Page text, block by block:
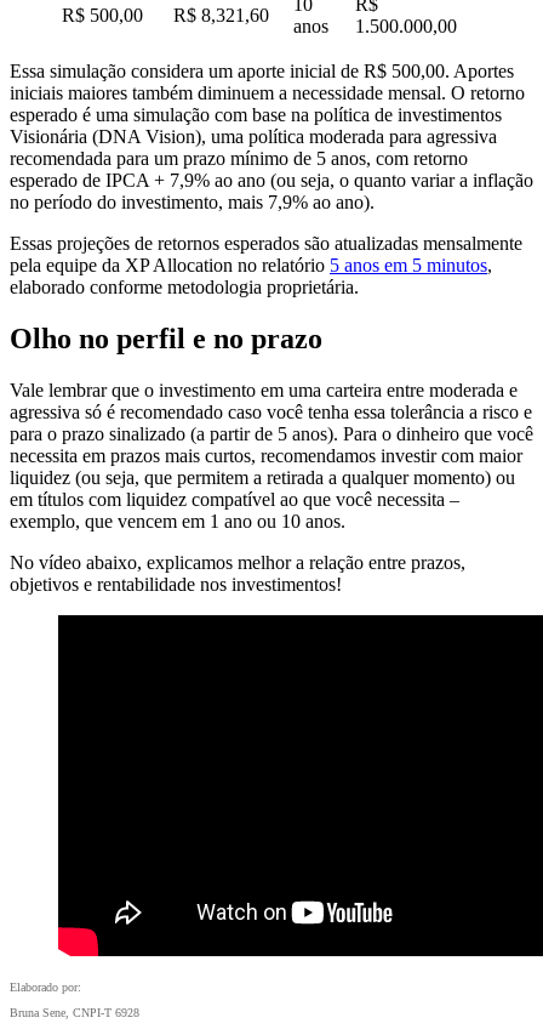
R$ 500,00 R$ 8,321,60
10
anos
R$
1.500.000,00
Essa simulação considera um aporte inicial de R$ 500,00. Aportes
iniciais maiores também diminuem a necessidade mensal. O retorno
esperado é uma simulação com base na política de investimentos
Visionária (DNA Vision), uma política moderada para agressiva
recomendada para um prazo mínimo de 5 anos, com retorno
esperado de IPCA + 7,9% ao ano (ou seja, o quanto variar a inflação
no período do investimento, mais 7,9% ao ano).
Essas projeções de retornos esperados são atualizadas mensalmente
pela equipe da XP Allocation no relatório 5 anos em 5 minutos,
elaborado conforme metodologia proprietária.
Olho no perfil e no prazo
Vale lembrar que o investimento em uma carteira entre moderada e
agressiva só é recomendado caso você tenha essa tolerância a risco e
para o prazo sinalizado (a partir de 5 anos). Para o dinheiro que você
necessita em prazos mais curtos, recomendamos investir com maior
liquidez (ou seja, que permitem a retirada a qualquer momento) ou
em títulos com liquidez compatível ao que você necessita –
exemplo, que vencem em 1 ano ou 10 anos.
No vídeo abaixo, explicamos melhor a relação entre prazos,
objetivos e rentabilidade nos investimentos!
Elaborado por:
Bruna Sene, CNPI-T 6928